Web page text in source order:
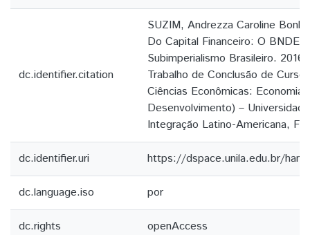
dc.identifier.citation
SUZIM, Andrezza Caroline
Do Capital Financeiro: O
Subimperialismo Brasileiro.
Trabalho de Conclusão de Curso
Ciências Econômicas:
Desenvolvimento) –
Integração Latino-Americana,
dc.identifier.uri https://dspace.unila.edu.br/
dc.language.iso por
dc.rights openAccess